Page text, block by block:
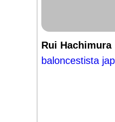
Rui Hachimura
baloncestista